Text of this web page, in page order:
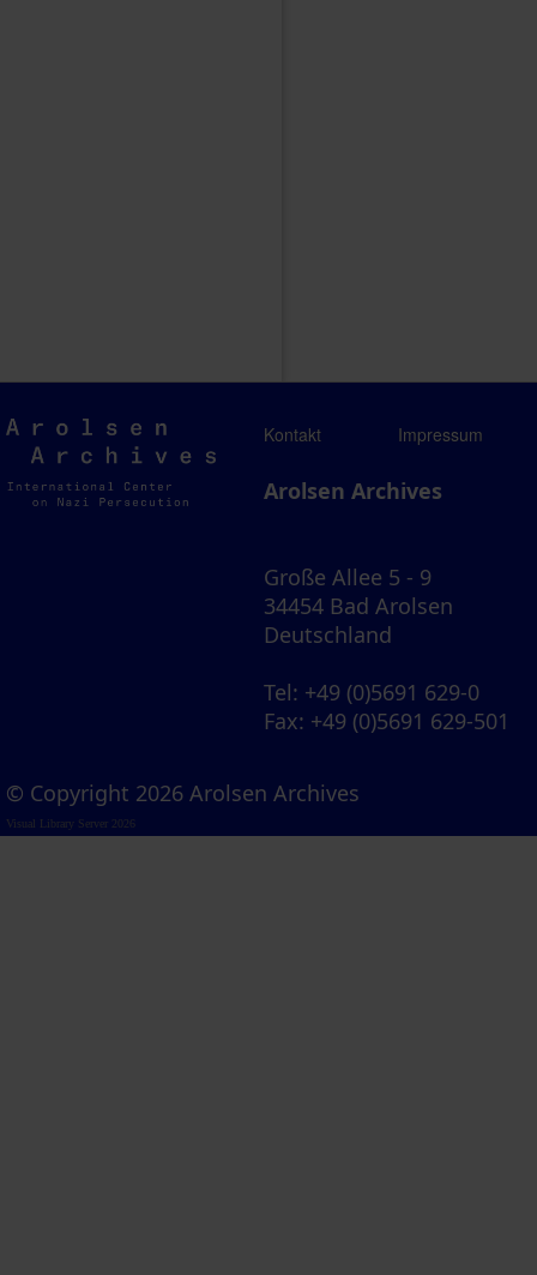
Arolsen
Archives
Kontakt Impressum
Arolsen Archives
Große Allee 5 - 9
34454 Bad Arolsen
Deutschland
Tel: +49 (0)5691 629-0
Fax: +49 (0)5691 629-501
© Copyright 2026 Arolsen Archives
Visual Library Server 2026